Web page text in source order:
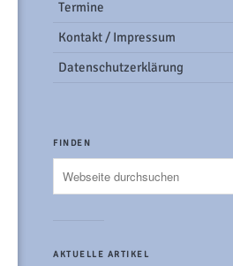
Termine
Kontakt / Impressum
Datenschutzerklärung
FINDEN
AKTUELLE ARTIKEL